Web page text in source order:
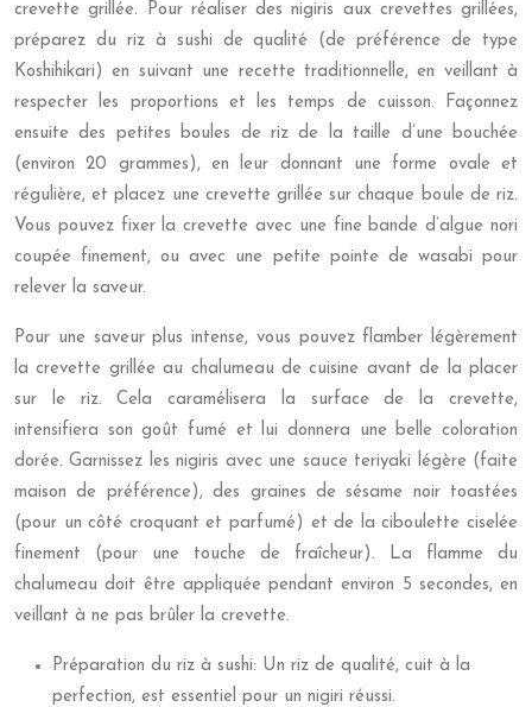
crevette grillée. Pour réaliser des nigiris aux crevettes grillées,
préparez du riz à sushi de qualité (de préférence de type
Koshihikari) en suivant une recette traditionnelle, en veillant à
respecter les proportions et les temps de cuisson. Façonnez
ensuite des petites boules de riz de la taille d’une bouchée
(environ 20 grammes), en leur donnant une forme ovale et
régulière, et placez une crevette grillée sur chaque boule de riz.
Vous pouvez fixer la crevette avec une fine bande d’algue nori
coupée finement, ou avec une petite pointe de wasabi pour
relever la saveur.
Pour une saveur plus intense, vous pouvez flamber légèrement
la crevette grillée au chalumeau de cuisine avant de la placer
sur le riz. Cela caramélisera la surface de la crevette,
intensifiera son goût fumé et lui donnera une belle coloration
dorée. Garnissez les nigiris avec une sauce teriyaki légère (faite
maison de préférence), des graines de sésame noir toastées
(pour un côté croquant et parfumé) et de la ciboulette ciselée
finement (pour une touche de fraîcheur). La flamme du
chalumeau doit être appliquée pendant environ 5 secondes, en
veillant à ne pas brûler la crevette.
Préparation du riz à sushi: Un riz de qualité, cuit à la
perfection, est essentiel pour un nigiri réussi.